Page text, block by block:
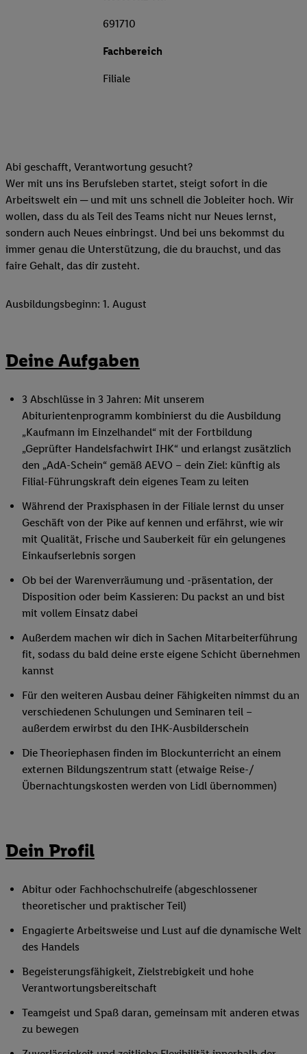
691710
Fachbereich
Filiale
Abi geschafft, Verantwortung gesucht?
Wer mit uns ins Berufsleben startet, steigt sofort in die
Arbeitswelt ein ─ und mit uns schnell die Jobleiter hoch. Wir
wollen, dass du als Teil des Teams nicht nur Neues lernst,
sondern auch Neues einbringst. Und bei uns bekommst du
immer genau die Unterstützung, die du brauchst, und das
faire Gehalt, das dir zusteht.
Ausbildungsbeginn: 1. August
Deine Aufgaben
3 Abschlüsse in 3 Jahren: Mit unserem
Abiturientenprogramm kombinierst du die Ausbildung
„Kaufmann im Einzelhandel“ mit der Fortbildung
„Geprüfter Handelsfachwirt IHK“ und erlangst zusätzlich
den „AdA-Schein“ gemäß AEVO – dein Ziel: künftig als
Filial-Führungskraft dein eigenes Team zu leiten
Während der Praxisphasen in der Filiale lernst du unser
Geschäft von der Pike auf kennen und erfährst, wie wir
mit Qualität, Frische und Sauberkeit für ein gelungenes
Einkaufserlebnis sorgen
Ob bei der Warenverräumung und -präsentation, der
Disposition oder beim Kassieren: Du packst an und bist
mit vollem Einsatz dabei
Außerdem machen wir dich in Sachen Mitarbeiterführung
fit, sodass du bald deine erste eigene Schicht übernehmen
kannst
Für den weiteren Ausbau deiner Fähigkeiten nimmst du an
verschiedenen Schulungen und Seminaren teil –
außerdem erwirbst du den IHK-Ausbilderschein
Die Theoriephasen finden im Blockunterricht an einem
externen Bildungszentrum statt (etwaige Reise-/
Übernachtungskosten werden von Lidl übernommen)
Dein Profil
Abitur oder Fachhochschulreife (abgeschlossener
theoretischer und praktischer Teil)
Engagierte Arbeitsweise und Lust auf die dynamische Welt
des Handels
Begeisterungsfähigkeit, Zielstrebigkeit und hohe
Verantwortungsbereitschaft
Teamgeist und Spaß daran, gemeinsam mit anderen etwas
zu bewegen